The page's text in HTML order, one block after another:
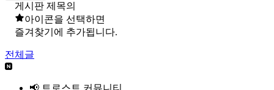
게시판 제목의
아이콘을 선택하면
즐겨찾기에 추가됩니다.
전체글
📢 트로스트 커뮤니티